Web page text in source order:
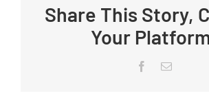
Share This Story,
Your
Facebook